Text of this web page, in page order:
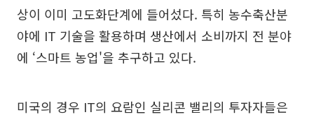
상이 이미 고도화단계에 들어섰다. 특히 농수축산분
야에 IT 기술을 활용하며 생산에서 소비까지 전 분야
에 ‘스마트 농업'을 추구하고 있다.
미국의 경우 IT의 요람인 실리콘 밸리의 투자자들은